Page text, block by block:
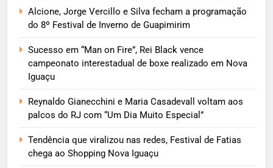
Alcione, Jorge Vercillo e Silva fecham a programação
do 8º Festival de Inverno de Guapimirim
Sucesso em “Man on Fire”, Rei Black vence
campeonato interestadual de boxe realizado em Nova
Iguaçu
Reynaldo Gianecchini e Maria Casadevall voltam aos
palcos do RJ com “Um Dia Muito Especial”
Tendência que viralizou nas redes, Festival de Fatias
chega ao Shopping Nova Iguaçu